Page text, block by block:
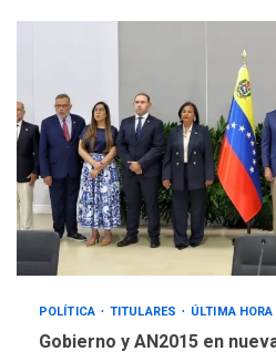
POLÍTICA TITULARES ÚLTIMA HORA
Gobierno y AN2015 en